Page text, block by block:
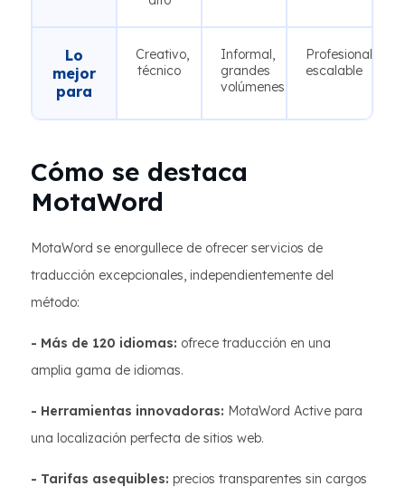
Lo
mejor
para
Creativo,
técnico
Informal,
grandes
volúmenes
Profesional,
escalable
Cómo se destaca
MotaWord
MotaWord se enorgullece de ofrecer servicios de
traducción excepcionales, independientemente del
método:
- Más de 120 idiomas: ofrece traducción en una
amplia gama de idiomas.
- Herramientas innovadoras: MotaWord Active para
una localización perfecta de sitios web.
- Tarifas asequibles: precios transparentes sin cargos